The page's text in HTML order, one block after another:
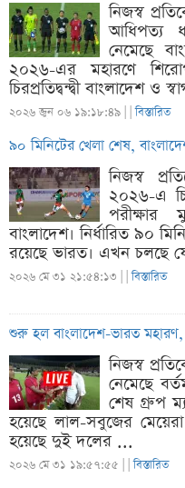
নিজস্ব
আধিপত্য
নেমেছে
২০২৬-এর মহারণে
চিরপ্রতিদ্বন্দ্বী বাংলাদেশ ও
২০২৬ জুন ০৬ ১৯:১৮:৪৯ | |বিস্তারিত
৯০ মিনিটের খেলা শেষ,
নিজস্ব
২০২৬-এ
পরীক্ষার
বাংলাদেশ। নির্ধারিত ৯০
রয়েছে ভারত। এখন চলছে
২০২৬ মে ৩১ ২১:৫৪:১৩ | |বিস্তারিত
শুরু হল বাংলাদেশ-ভারত
নিজস্ব
নেমেছে
শেষ গ্রুপ
হয়েছে লাল-সবুজের
হয়েছে দুই দলের ...
২০২৬ মে ৩১ ১৯:৫৭:৫৫ | |বিস্তারিত